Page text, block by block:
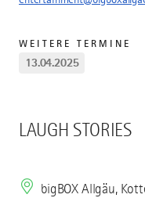
LAUGH STORIES
bigBOX Allgäu,
WEITERE TERMINE
13.04.2025